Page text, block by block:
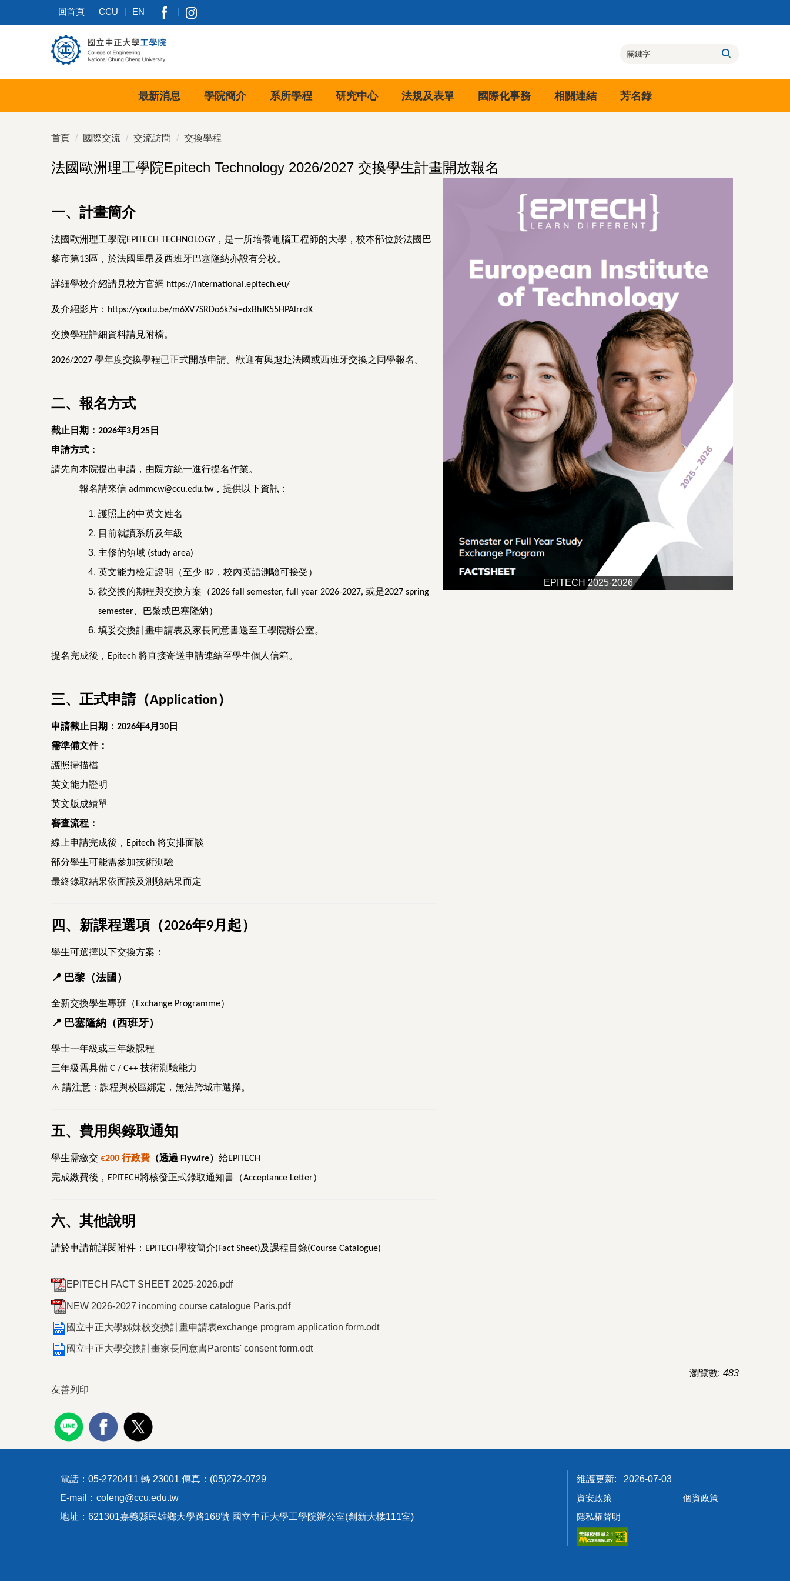
到
容
回首頁 CCU EN
最新消息 學院簡介 系所學程 研究中心 法規及表單 國際化事務 相關連結 芳名錄
首頁 國際交流 交流訪問 交換學程
法國歐洲理工學院Epitech Technology 2026/2027 交換學生計畫開放報名
EPITECH 2025-2026
一、計畫簡介
法國歐洲理工學院EPITECH TECHNOLOGY ，是一所培養電腦工程師的大學，校本部位於法國巴
黎市第13區，於法國里昂及西班牙巴塞隆納亦設有分校。
詳細學校介紹請見校方官網 https://international.epitech.eu/
及介紹影片： https://youtu.be/m6XV7SRDo6k?si=dxBhJK55HPAlrrdK
交換學程詳細資料請見附檔。
2026/2027 學年度交換學程已正式開放申請。歡迎有興趣赴法國或西班牙交換之同學報名。
二、報名方式
截止日期： 2026年3月 25 日
申請方式：
請先向本院提出申請，由院方統一進行提名作業。
報名請來信 admmcw@ccu.edu.tw，提供以下資訊：
護照上的中英文姓名
目前就讀系所及年級
主修的領域 (study area)
英文能力檢定證明（至少 B2 ，校內英語測驗可接受）
欲交換的期程與交換方案（2026 fall semester, full year 2026-2027, 或是2027 spring
semester 、巴黎或巴塞隆納）
填妥交換計畫申請表及家長同意書送至工學院辦公室。
提名完成後， Epitech 將直接寄送申請連結至學生個人信箱。
三、正式申請（Application）
申請截止日期： 2026年4月 30 日
需準備文件：
護照掃描檔
英文能力證明
英文版成績單
審查流程：
線上申請完成後， Epitech 將安排面談
部分學生可能需參加技術測驗
最終錄取結果依面談及測驗結果而定
四、新課程選項（2026年9月起）
學生可選擇以下交換方案：
📍 巴黎（法國）
全新交換學生專班（ Exchange Programme）
📍 巴塞隆納（西班牙）
學士一年級或三年級課程
三年級需具備 C / C++ 技術測驗能力
⚠ 請注意：課程與校區綁定，無法跨城市選擇。
五、費用與錄取通知
學生需繳交 €200 行政費 （透過 Flywire） 給EPITECH
完成繳費後， EPITECH將核發正式錄取通知書（Acceptance Letter）
六、其他說明
請於申請前詳閱附件： EPITECH學校簡介(Fact Sheet)及課程目錄(Course Catalogue)
EPITECH FACT SHEET 2025-2026.pdf
NEW 2026-2027 incoming course catalogue Paris.pdf
國立中正大學姊妹校交換計畫申請表exchange program application form.odt
國立中正大學交換計畫家長同意書Parents' consent form.odt
瀏覽數: 483
友善列印
電話：05-2720411 轉 23001 傳真：(05)272-0729
E-mail：coleng@ccu.edu.tw
地址：621301嘉義縣民雄鄉大學路168號 國立中正大學工學院辦公室(創新大樓111室)
2026-07-03
資安政策
個資政策
隱私權聲明